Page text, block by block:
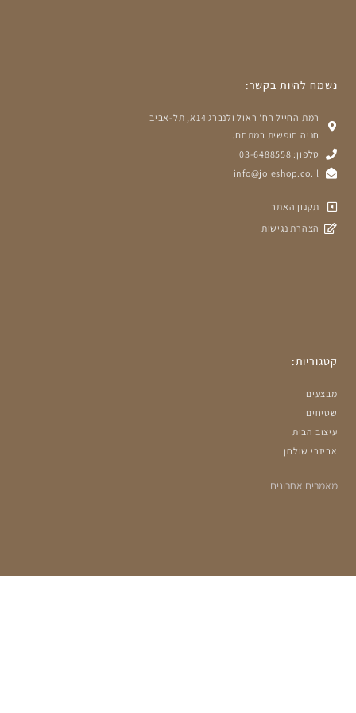
נשמח להיות בקשר:
רמת החייל רח' ראול ולנברג 14א, תל-אביב
חניה חופשית במתחם.
טלפון: 03-6488558
info@joieshop.co.il
תקנון האתר
הצהרת נגישות
קטגוריות:
מבצעים
שטיחים
עיצוב הבית
אביזרי שולחן
מאמרים אחרונים